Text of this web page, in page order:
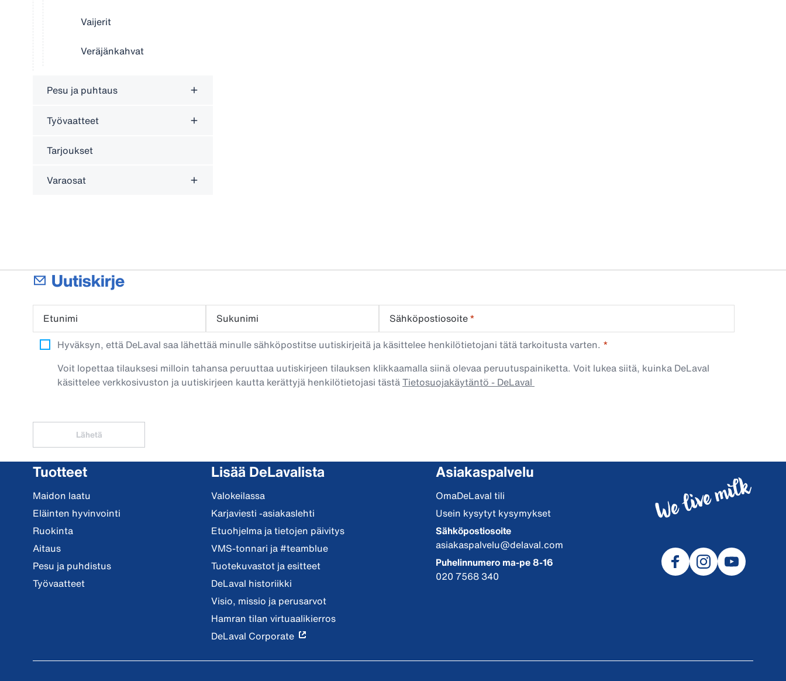
Vaijerit
Veräjänkahvat
Pesu ja puhtaus
Työvaatteet
Tarjoukset
Varaosat
Uutiskirje
Etunimi Sukunimi Sähköpostiosoite*
Hyväksyn, että DeLaval saa lähettää minulle sähköpostitse uutiskirjeitä ja käsittelee henkilötietojani tätä tarkoitusta varten.
Voit lopettaa tilauksesi milloin tahansa peruuttaa uutiskirjeen tilauksen klikkaamalla siinä olevaa peruutuspainiketta. Voit lukea siitä, kuinka DeLaval
käsittelee verkkosivuston ja uutiskirjeen kautta kerättyjä henkilötietojasi tästäTietosuojakäytäntö - DeLaval
Lähetä
Tuotteet
Maidon laatu
Eläinten hyvinvointi
Ruokinta
Aitaus
Pesu ja puhdistus
Työvaatteet
Lisää DeLavalista
Valokeilassa
Karjaviesti -asiakaslehti
Etuohjelma ja tietojen päivitys
VMS-tonnari ja #teamblue
Tuotekuvastot ja esitteet
DeLaval historiikki
Visio, missio ja perusarvot
Hamran tilan virtuaalikierros
DeLaval Corporate
Asiakaspalvelu
OmaDeLaval tili
Usein kysytyt kysymykset
Sähköpostiosoite
asiakaspalvelu@delaval.com
Puhelinnumero ma-pe 8-16
020 7568 340